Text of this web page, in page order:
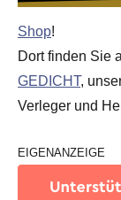
Shop!
Dort finden Sie
GEDICHT,
Verleger und
EIGENANZEIGE